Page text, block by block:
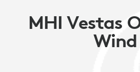
SOLUTIONS
LOGITECH
MHI Vestas
Wind